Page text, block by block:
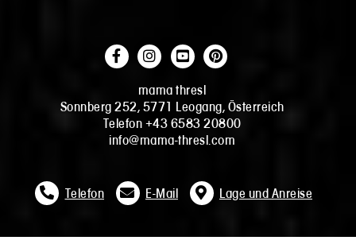
mama thresl
Sonnberg 252, 5771 Leogang, Österreich
Telefon +43 6583 20800
info@mama-thresl.com
Telefon E-Mail Lage und Anreise